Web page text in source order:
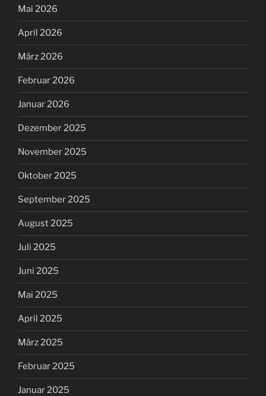
Mai 2026
April 2026
März 2026
Februar 2026
Januar 2026
Dezember 2025
November 2025
Oktober 2025
September 2025
August 2025
Juli 2025
Juni 2025
Mai 2025
April 2025
März 2025
Februar 2025
Januar 2025